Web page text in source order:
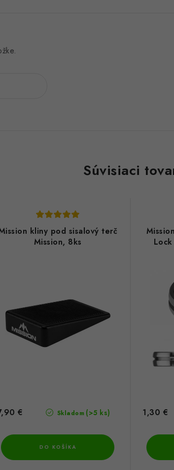
Súvisiaci
kliny pod sisalový terč
Mission, 8ks
Skladom (>5 ks)
€
DO KOŠÍKA
1,30 €